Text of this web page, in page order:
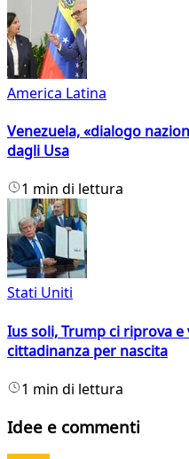
America Latina
Venezuela, «dialogo
dagli Usa
1 min di lettura
Stati Uniti
Ius soli, Trump ci riprova
cittadinanza per nascita
1 min di lettura
Idee e commenti